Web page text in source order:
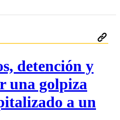
detención y
una golpiza
a un